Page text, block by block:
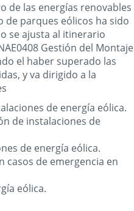
de las energías renovables
de parques eólicos ha sido
se ajusta al itinerario
Gestión del Montaje
el haber superado las
y va dirigido a la
de energía eólica.
de instalaciones de
de energía eólica.
casos de emergencia en
eólica.